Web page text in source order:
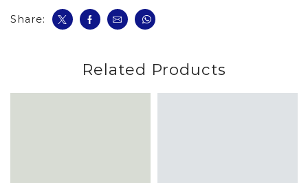
Share:
Related Products